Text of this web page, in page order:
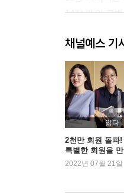
14장 앤의 고백
16장 다이애나
17장 인생의
18장 앤이 생
19장 발표회
20장 지나친
21장 맛의 신
22장 앤이 목사
23장 자존심
24장 스테이
채널예스 기
읽다
2천만 회원 돌파!
특별한 회원을
2022년 07월 21일